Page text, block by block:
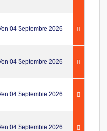
04 Septembre 2026
04 Septembre 2026
04 Septembre 2026
04 Septembre 2026